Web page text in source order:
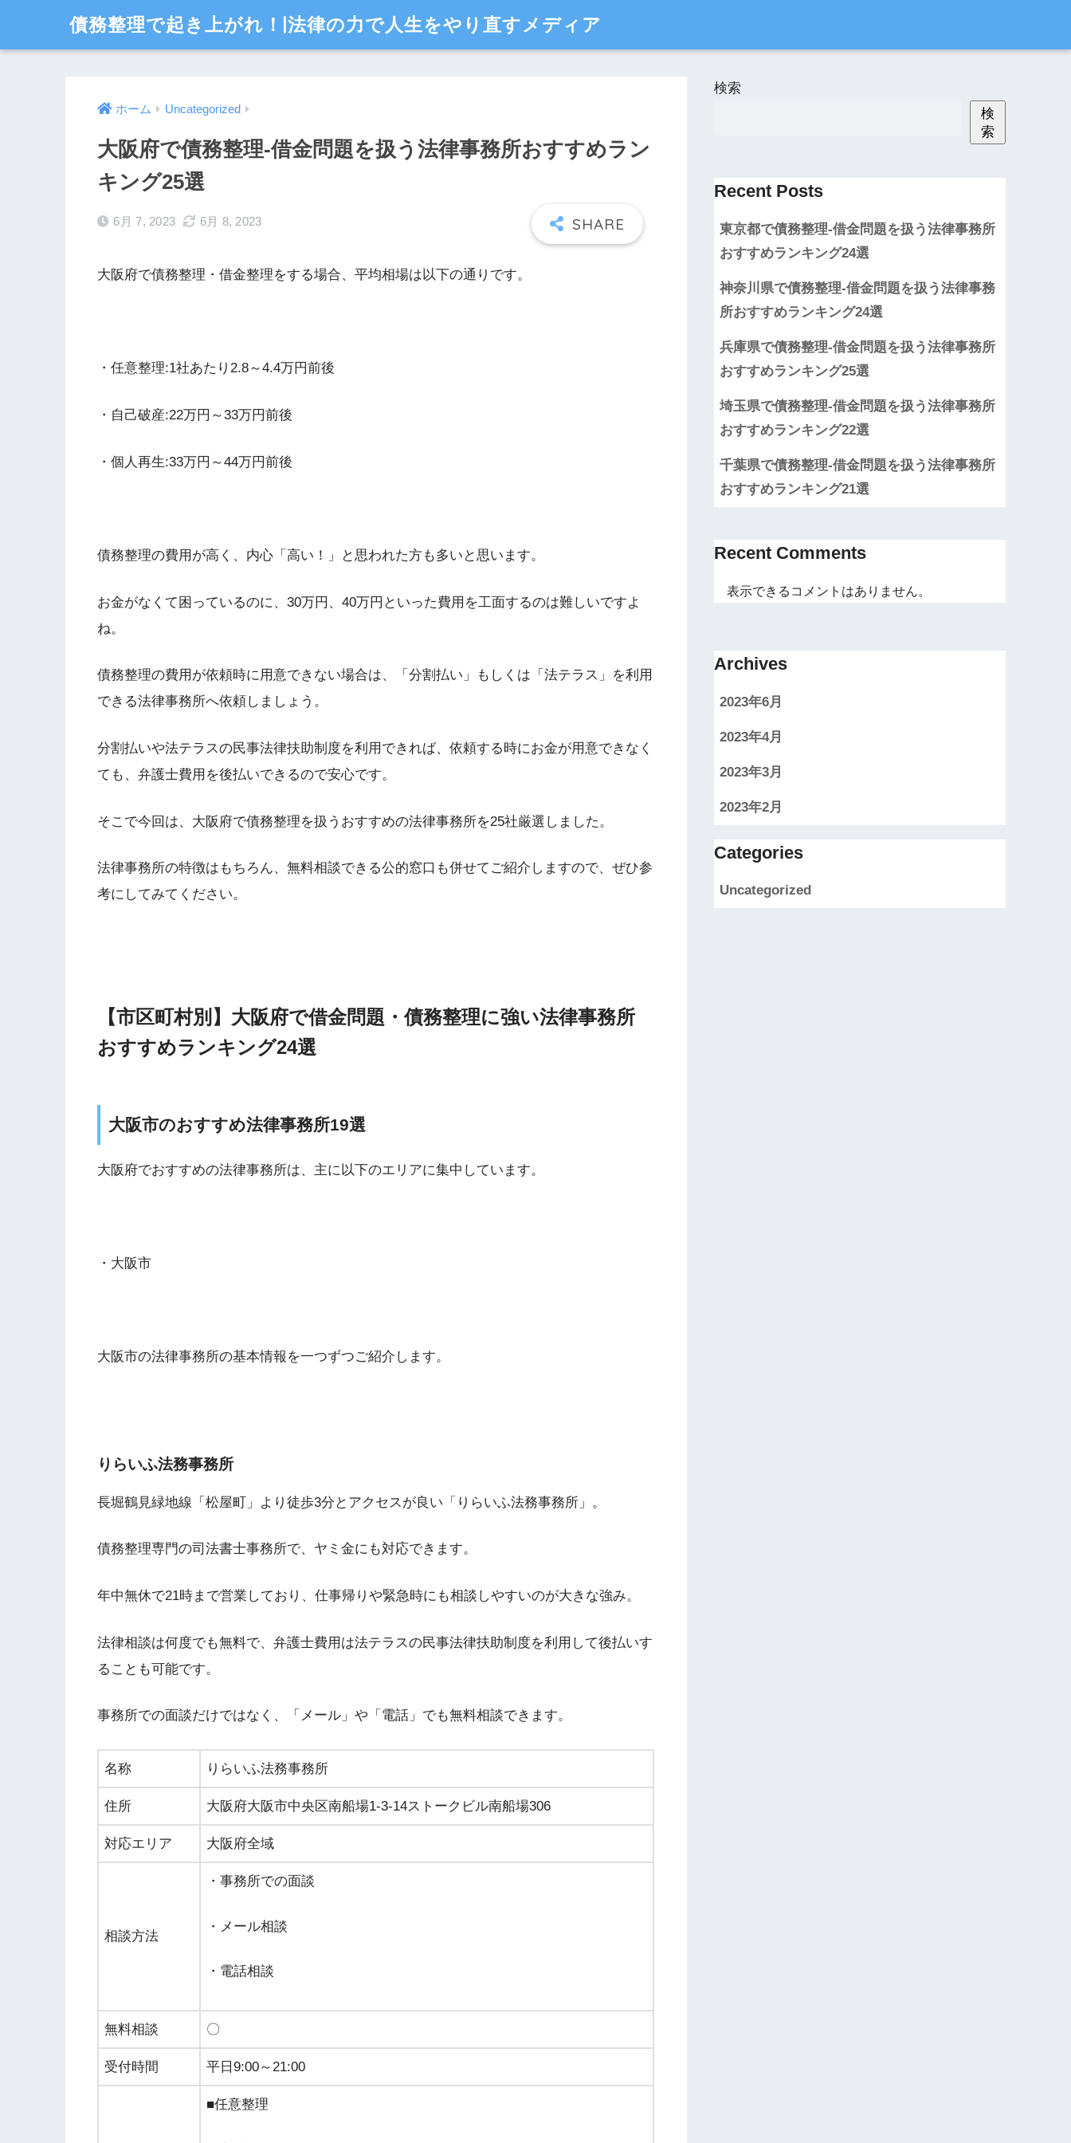
債務整理で起き上がれ！|法律の力で人生をやり直すメディア
ホーム Uncategorized
大阪府で債務整理-借金問題を扱う法律事務所おすすめラン
キング25選
6月 7, 2023 6月 8, 2023
大阪府で債務整理・借金整理をする場合、平均相場は以下の通りです。
・任意整理:1社あたり2.8～4.4万円前後
・自己破産:22万円～33万円前後
・個人再生:33万円～44万円前後
債務整理の費用が高く、内心「高い！」と思われた方も多いと思います。
お金がなくて困っているのに、30万円、40万円といった費用を工面するのは難しいですよ
ね。
債務整理の費用が依頼時に用意できない場合は、「分割払い」もしくは「法テラス」を利用
できる法律事務所へ依頼しましょう。
分割払いや法テラスの民事法律扶助制度を利用できれば、依頼する時にお金が用意できなく
ても、弁護士費用を後払いできるので安心です。
そこで今回は、大阪府で債務整理を扱うおすすめの法律事務所を25社厳選しました。
法律事務所の特徴はもちろん、無料相談できる公的窓口も併せてご紹介しますので、ぜひ参
考にしてみてください。
【市区町村別】大阪府で借金問題・債務整理に強い法律事務所
おすすめランキング24選
大阪市のおすすめ法律事務所19選
大阪府でおすすめの法律事務所は、主に以下のエリアに集中しています。
・大阪市
大阪市の法律事務所の基本情報を一つずつご紹介します。
りらいふ法務事務所
長堀鶴見緑地線「松屋町」より徒歩3分とアクセスが良い「りらいふ法務事務所」。
債務整理専門の司法書士事務所で、ヤミ金にも対応できます。
年中無休で21時まで営業しており、仕事帰りや緊急時にも相談しやすいのが大きな強み。
法律相談は何度でも無料で、弁護士費用は法テラスの民事法律扶助制度を利用して後払いす
ることも可能です。
事務所での面談だけではなく、「メール」や「電話」でも無料相談できます。
名称 りらいふ法務事務所
住所 大阪府大阪市中央区南船場1-3-14ストークビル南船場306
対応エリア 大阪府全域
相談方法
・事務所での面談
・メール相談
・電話相談
無料相談 〇
受付時間 平日9:00～21:00
■任意整理
検索
検
索
Recent Posts
東京都で債務整理-借金問題を扱う法律事務所
おすすめランキング24選
神奈川県で債務整理-借金問題を扱う法律事務
所おすすめランキング24選
兵庫県で債務整理-借金問題を扱う法律事務所
おすすめランキング25選
埼玉県で債務整理-借金問題を扱う法律事務所
おすすめランキング22選
千葉県で債務整理-借金問題を扱う法律事務所
おすすめランキング21選
Recent Comments
表示できるコメントはありません。
Archives
2023年6月
2023年4月
2023年3月
2023年2月
Categories
Uncategorized